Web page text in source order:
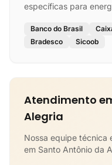
específicas para
Banco do Brasil
Bradesco
Sicoob
Atendimento
Alegria
Nossa equipe técnica
em Santo Antônio da